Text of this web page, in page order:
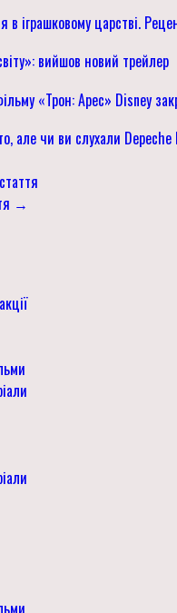
в іграшковому царстві.
вийшов новий трейлер
«Трон: Арес» Disney
але чи ви слухали
→